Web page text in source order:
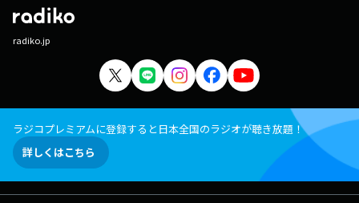
radiko.jp
ラジコプレミアムに登録すると日本全国のラジオが聴き放題！
詳しくはこちら